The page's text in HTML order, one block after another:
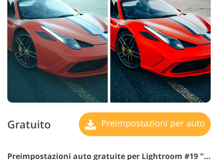
Gratuito Preimpostazioni per auto
Preimpostazioni auto gratuite per Lightroom #19 "Air"